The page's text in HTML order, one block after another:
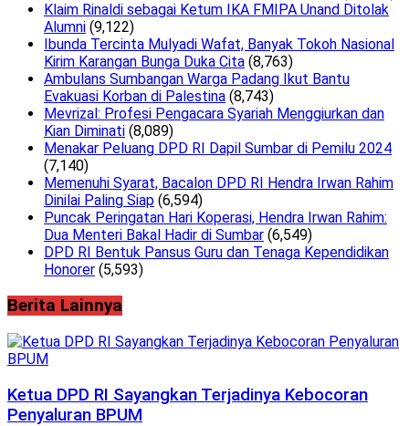
Klaim Rinaldi sebagai Ketum IKA FMIPA Unand Ditolak
Alumni (9,122)
Ibunda Tercinta Mulyadi Wafat, Banyak Tokoh Nasional
Kirim Karangan Bunga Duka Cita (8,763)
Ambulans Sumbangan Warga Padang Ikut Bantu
Evakuasi Korban di Palestina (8,743)
Mevrizal: Profesi Pengacara Syariah Menggiurkan dan
Kian Diminati (8,089)
Menakar Peluang DPD RI Dapil Sumbar di Pemilu 2024
(7,140)
Memenuhi Syarat, Bacalon DPD RI Hendra Irwan Rahim
Dinilai Paling Siap (6,594)
Puncak Peringatan Hari Koperasi, Hendra Irwan Rahim:
Dua Menteri Bakal Hadir di Sumbar (6,549)
DPD RI Bentuk Pansus Guru dan Tenaga Kependidikan
Honorer (5,593)
Berita Lainnya
Ketua DPD RI Sayangkan Terjadinya Kebocoran
Penyaluran BPUM